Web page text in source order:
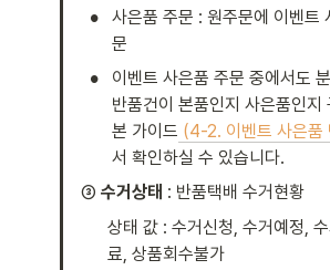
•
사은품 주문 : 원주문에 이벤트
문
•
이벤트 사은품 주문 중에서도
반품건이 본품인지 사은품인지
본 가이드 (4-2. 이벤트 사은품
서 확인하실 수 있습니다.
③ 수거상태 : 반품택배 수거현황
상태 값 : 수거신청, 수거예정,
료, 상품회수불가